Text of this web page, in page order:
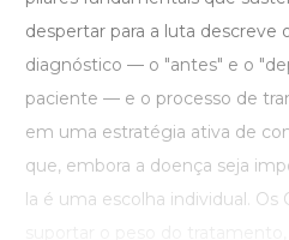
despertar para a luta descreve
diagnóstico — o "antes" e o
paciente — e o processo de
em uma estratégia ativa de
que, embora a doença seja
la é uma escolha individual. Os